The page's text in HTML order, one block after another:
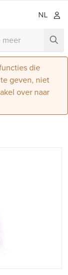
NL
die
geven, niet
over naar